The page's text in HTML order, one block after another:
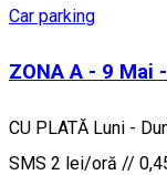
Car parking
ZONA A - 9 Mai
CU PLATĂ Luni -
SMS 2 lei/oră //